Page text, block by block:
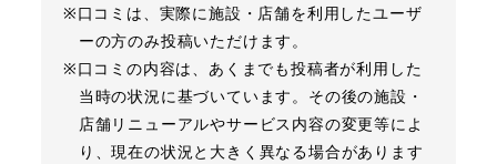
※口コミは、実際に施設・店舗を利用したユーザ
ーの方のみ投稿いただけます。
※口コミの内容は、あくまでも投稿者が利用した
当時の状況に基づいています。その後の施設・
店舗リニューアルやサービス内容の変更等によ
り、現在の状況と大きく異なる場合があります